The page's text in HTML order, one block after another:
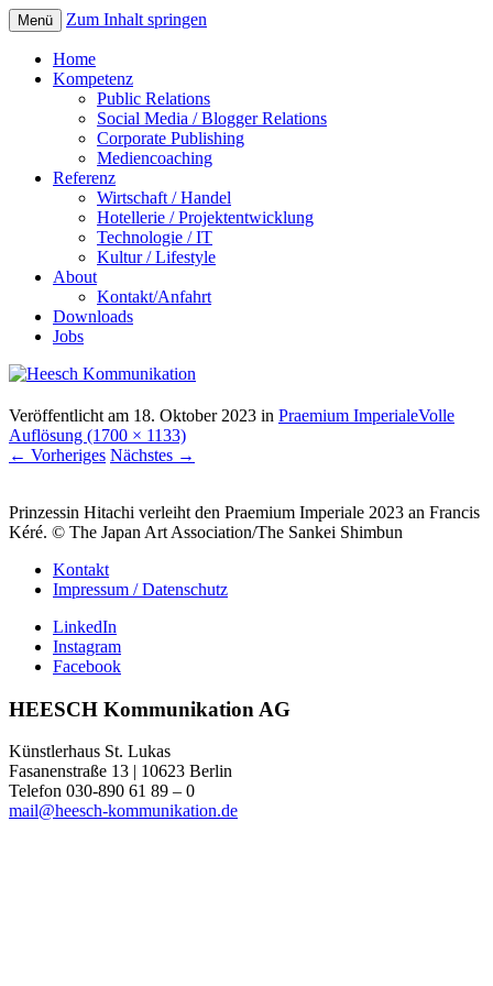
Menü Zum Inhalt springen
Home
Kompetenz
Public Relations
Social Media / Blogger Relations
Corporate Publishing
Mediencoaching
Referenz
Wirtschaft / Handel
Hotellerie / Projektentwicklung
Technologie / IT
Kultur / Lifestyle
About
Kontakt/Anfahrt
Downloads
Jobs
Veröffentlicht am 18. Oktober 2023 in Praemium ImperialeVolle
Auflösung (1700 × 1133)
← Vorheriges Nächstes →
Prinzessin Hitachi verleiht den Praemium Imperiale 2023 an Francis
Kéré. © The Japan Art Association/The Sankei Shimbun
Kontakt
Impressum / Datenschutz
LinkedIn
Instagram
Facebook
HEESCH Kommunikation AG
Künstlerhaus St. Lukas
Fasanenstraße 13 | 10623 Berlin
Telefon 030-890 61 89 – 0
mail@heesch-kommunikation.de